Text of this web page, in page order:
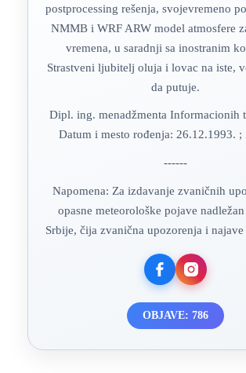
postprocessing rešenja, svojevremeno
NMMB i WRF ARW model atmosfere
vremena, u saradnji sa inostranim
Strastveni ljubitelj oluja i lovac na iste,
da putuje.
Dipl. ing. menadžmenta Informacionih
Datum i mesto rođenja: 26.12.1993. ;
------
Napomena: Za izdavanje zvaničnih
opasne meteorološke pojave
Srbije, čija zvanična upozorenja i
OBJAVE: 786